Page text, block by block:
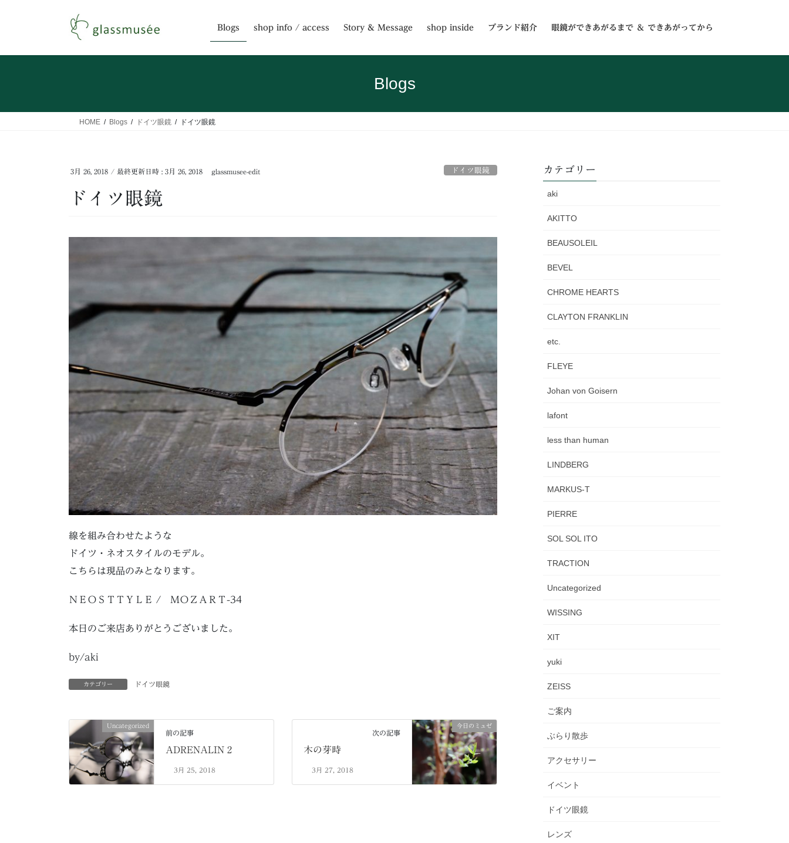
Blogs shop info / access Story & Message shop inside ブランド紹介 眼鏡ができあがるまで ＆ できあがってから
Blogs
HOME Blogs ドイツ眼鏡 ドイツ眼鏡
3月 26, 2018 / 最終更新日時 : 3月 26, 2018 glassmusee-edit ドイツ眼鏡
ドイツ眼鏡
線を組み合わせたような
ドイツ・ネオスタイルのモデル。
こちらは現品のみとなります。
ＮＥＯＳＴＴＹＬＥ / ＭＯＺＡＲＴ-34
本日のご来店ありがとうございました。
by/aki
カテゴリー ドイツ眼鏡
Uncategorized
前の記事
ADRENALIN 2
3月 25, 2018
今日のミュゼ
次の記事
木の芽時
3月 27, 2018
カテゴリー
aki
AKITTO
BEAUSOLEIL
BEVEL
CHROME HEARTS
CLAYTON FRANKLIN
etc.
FLEYE
Johan von Goisern
lafont
less than human
LINDBERG
MARKUS-T
PIERRE
SOL SOL ITO
TRACTION
Uncategorized
WISSING
XIT
yuki
ZEISS
ご案内
ぶらり散歩
アクセサリー
イベント
ドイツ眼鏡
レンズ